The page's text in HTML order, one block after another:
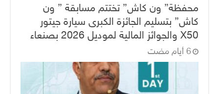
محفظة” ون كاش” تختتم مسابقة ” ون
كاش” بتسليم الجائزة الكبرى سيارة جيتور
X50 والجوائز المالية لموديل 2026 بصنعاء
‏6 أيام مضت